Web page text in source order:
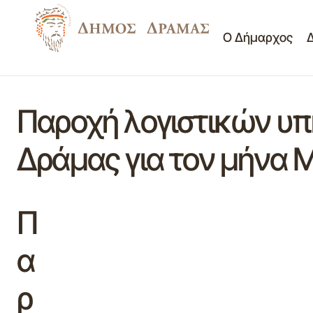
Ο Δήμαρχος
Παροχή λογιστικών
Δράμας για τον μήνα
Π
α
ρ